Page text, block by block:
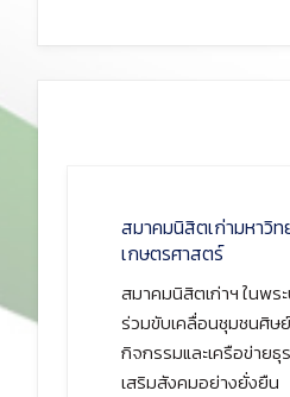
สมาคมนิสิตเก่ามหาวิท
เกษตรศาสตร์
สมาคมนิสิตเก่าฯ ในพร
ร่วมขับเคลื่อนชุมชนศิษ
กิจกรรมและเครือข่าย
เสริมสังคมอย่างยั่งยืน